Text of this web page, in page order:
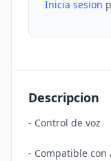
Inicia sesion
Descripcion
- Control de voz
- Compatible con